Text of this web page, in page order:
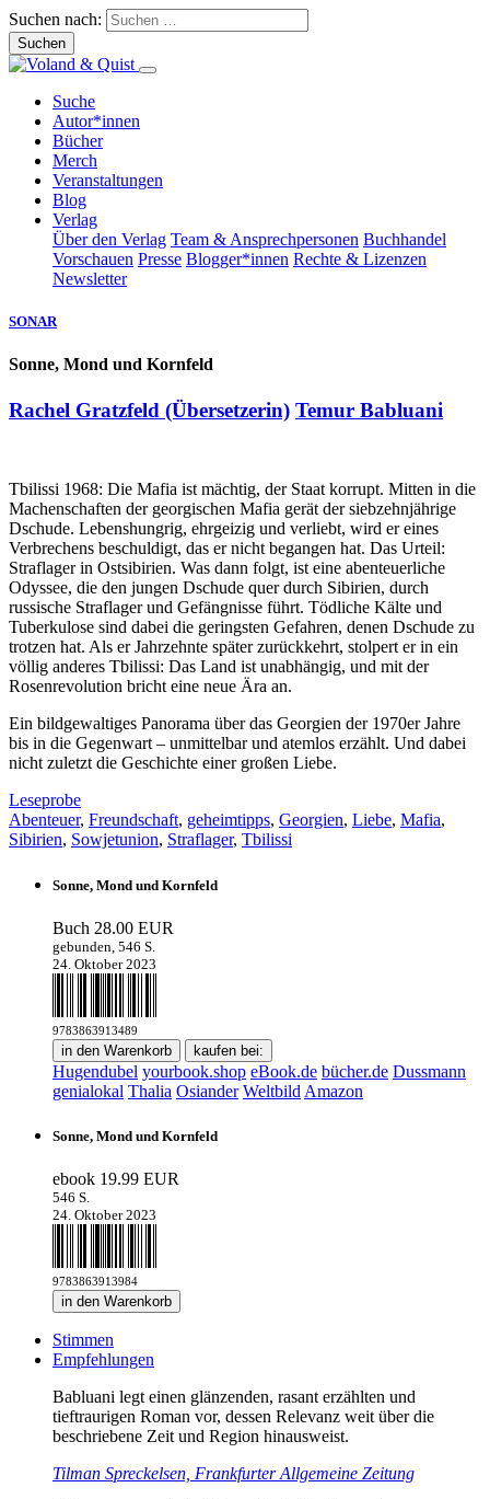
Suchen nach:
Suche
Autor*innen
Bücher
Merch
Veranstaltungen
Blog
Verlag
Über den Verlag Team & Ansprechpersonen Buchhandel
Vorschauen Presse Blogger*innen Rechte & Lizenzen
Newsletter
SONAR
Sonne, Mond und Kornfeld
Rachel Gratzfeld (Übersetzerin) Temur Babluani
Tbilissi 1968: Die Mafia ist mächtig, der Staat korrupt. Mitten in die
Machenschaften der georgischen Mafia gerät der siebzehnjährige
Dschude. Lebenshungrig, ehrgeizig und verliebt, wird er eines
Verbrechens beschuldigt, das er nicht begangen hat. Das Urteil:
Straflager in Ostsibirien. Was dann folgt, ist eine abenteuerliche
Odyssee, die den jungen Dschude quer durch Sibirien, durch
russische Straflager und Gefängnisse führt. Tödliche Kälte und
Tuberkulose sind dabei die geringsten Gefahren, denen Dschude zu
trotzen hat. Als er Jahrzehnte später zurückkehrt, stolpert er in ein
völlig anderes Tbilissi: Das Land ist unabhängig, und mit der
Rosenrevolution bricht eine neue Ära an.
Ein bildgewaltiges Panorama über das Georgien der 1970er Jahre
bis in die Gegenwart – unmittelbar und atemlos erzählt. Und dabei
nicht zuletzt die Geschichte einer großen Liebe.
Leseprobe
Abenteuer, Freundschaft, geheimtipps, Georgien, Liebe, Mafia,
Sibirien, Sowjetunion, Straflager, Tbilissi
Sonne, Mond und Kornfeld
Buch 28.00 EUR
gebunden, 546 S.
24. Oktober 2023
9783863913489
in den Warenkorb kaufen bei:
Hugendubel yourbook.shop eBook.de bücher.de Dussmann
genialokal Thalia Osiander Weltbild Amazon
Sonne, Mond und Kornfeld
ebook 19.99 EUR
546 S.
24. Oktober 2023
9783863913984
in den Warenkorb
Stimmen
Empfehlungen
Babluani legt einen glänzenden, rasant erzählten und
tieftraurigen Roman vor, dessen Relevanz weit über die
beschriebene Zeit und Region hinausweist.
Tilman Spreckelsen, Frankfurter Allgemeine Zeitung